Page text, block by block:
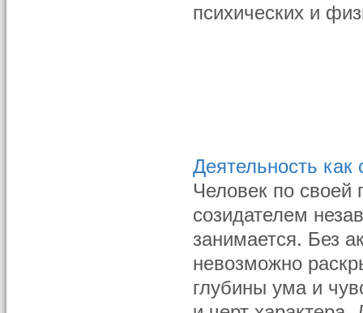
психических и
Деятельность как
Человек по своей
созидателем
занимается. Без
невозможно
глубины ума и